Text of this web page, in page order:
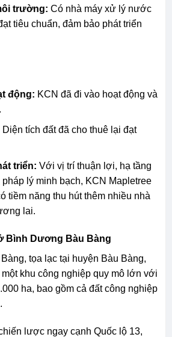
trường: Có nhà máy xử lý nước
tiêu chuẩn, đảm bảo phát triển
động: KCN đã đi vào hoạt động và
Diện tích đất đã cho thuê lại đạt
triển: Với vị trí thuận lợi, hạ tầng
pháp lý minh bạch, KCN Mapletree
tiềm năng thu hút thêm nhiều nhà
lai.
Bình Dương Bàu Bàng
tọa lạc tại huyện Bàu Bàng,
khu công nghiệp quy mô lớn với
ha, bao gồm cả đất công nghiệp
lược ngay cạnh Quốc lộ 13,